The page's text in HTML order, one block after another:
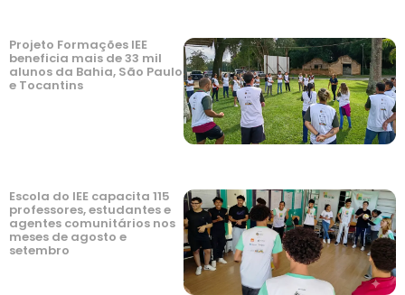
Projeto Formações IEE
beneficia mais de 33 mil
alunos da Bahia, São Paulo
e Tocantins
Escola do IEE capacita 115
professores, estudantes e
agentes comunitários nos
meses de agosto e
setembro